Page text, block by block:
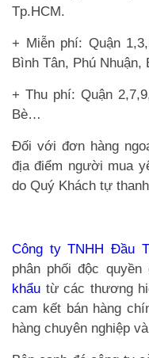
Tp.HCM.
+ Miễn phí: Quận
Bình Tân, Phú Nhuận,
+ Thu phí: Quận
Bè…
Đối với đơn hàng
địa điểm người mua
do Quý Khách tự
Công ty TNHH Đầu
phân phối độc quyền
khẩu từ các thương
cam kết bán hàng
hàng chuyên nghiệp